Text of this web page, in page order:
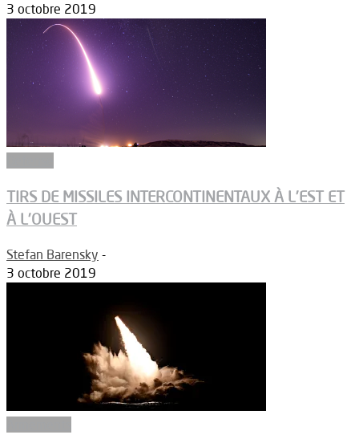
3 octobre 2019
TIRS DE MISSILES INTERCONTINENTAUX À L’EST ET
À L’OUEST
Stefan Barensky -
3 octobre 2019